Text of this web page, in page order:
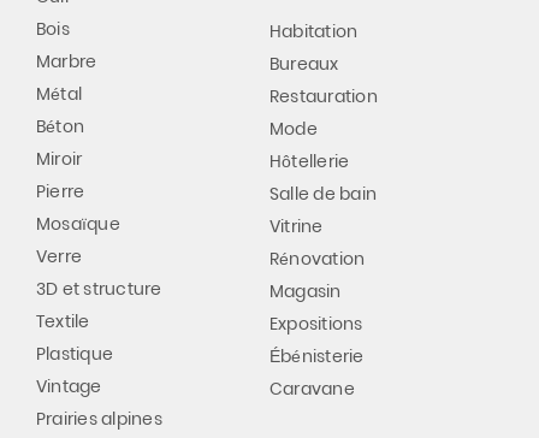
Bois
Marbre
Métal
Béton
Miroir
Pierre
Mosaïque
Verre
3D et structure
Textile
Plastique
Vintage
Prairies alpines
Habitation
Bureaux
Restauration
Mode
Hôtellerie
Salle de bain
Vitrine
Rénovation
Magasin
Expositions
Ébénisterie
Caravane